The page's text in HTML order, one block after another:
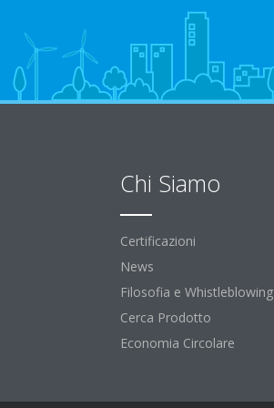
Chi Siamo
Certificazioni
News
Filosofia e Whistleblowing
Cerca Prodotto
Economia Circolare